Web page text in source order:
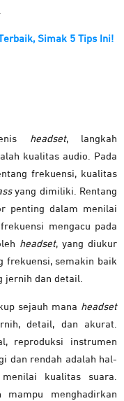
Simak 5 Tips Ini!
headset, langkah
kualitas audio. Pada
frekuensi, kualitas
yang dimiliki. Rentang
penting dalam menilai
mengacu pada
headset, yang diukur
frekuensi, semakin baik
jernih dan detail.
sejauh mana headset
detail, dan akurat.
reproduksi instrumen
dan rendah adalah hal-
kualitas suara.
menghadirkan